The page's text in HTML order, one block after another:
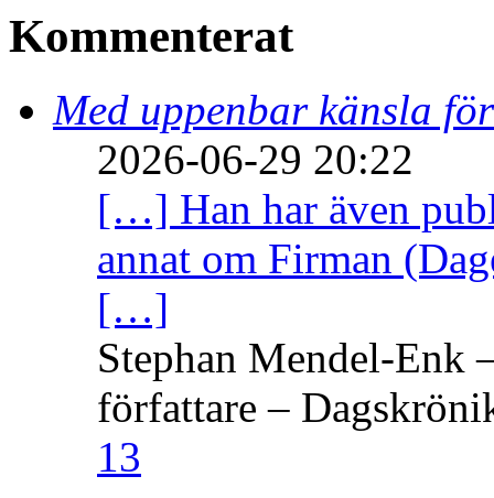
Kommenterat
Med uppenbar känsla
2026-06-29 20:22
[…] Han har även
annat om Firman
[…]
Stephan Mendel-Enk
författare –
13